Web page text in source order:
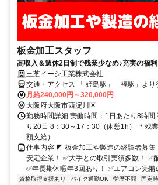
板金加工スタッフ
高収入＆週休2日制で残業少なめ♪充実の福
三芝イーシ工業株式会社
交通・アクセス 「 姫島駅」「福駅」より
月給240,000円～320,000円
大阪府大阪市西淀川区
勤務時間詳細 実働時間：1日あたり8時間
り20日 8：30～17：30（休憩1h） ＊残
額支給）
仕事内容 ◤ 板金加工や製造の経験者募
安定企業！ ✅大手との取引実績多数！ ✅
✅年長期休暇年3回あり！ ✅エアコン完
資格取得支援あり バイク通勤OK 学歴不問 固定